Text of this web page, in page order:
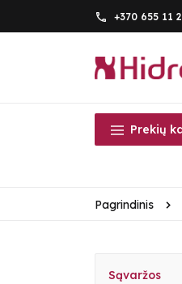
+370 655 11
Prekių
Pagrindinis
Sąvaržos